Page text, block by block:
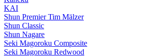
KAI
Shun Premier Tim Mälzer
Shun Classic
Shun Nagare
Seki Magoroku Composite
Seki Magoroku Redwood